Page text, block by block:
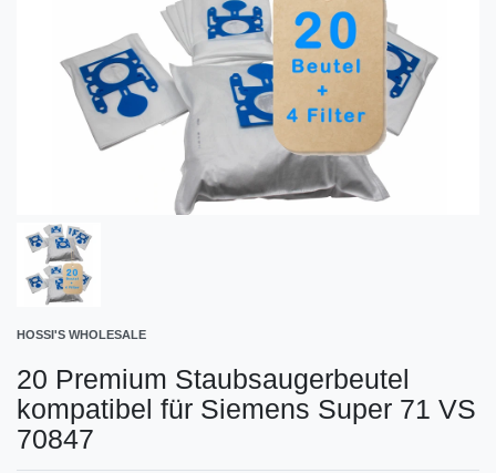
HOSSI'S WHOLESALE
20 Premium Staubsaugerbeutel
kompatibel für Siemens Super 71 VS
70847